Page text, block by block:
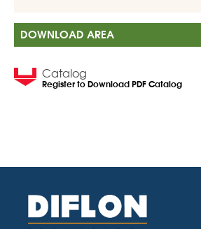
DOWNLOAD AREA
Catalog
Register to Download PDF Catalog